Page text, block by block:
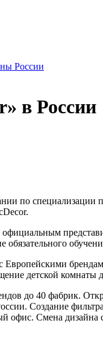
России
в России
по специализации
официальным
обязательного
Европейскими
детской комнаты
до 40 фабрик.
Создание
офис. Смена дизайна